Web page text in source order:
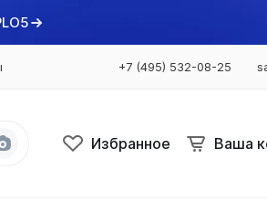
+7 (495) 532-08-25
Избранное Ваша